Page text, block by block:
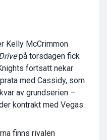
Kelly McCrimmon
på torsdagen fick
fortsatt nekar
med Cassidy, som
av grundserien –
kontrakt med Vegas.
finns rivalen